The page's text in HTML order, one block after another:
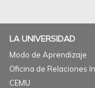
LA UNIVERSIDAD
Modo de Aprendizaje
Oficina de Relaciones
CEMU